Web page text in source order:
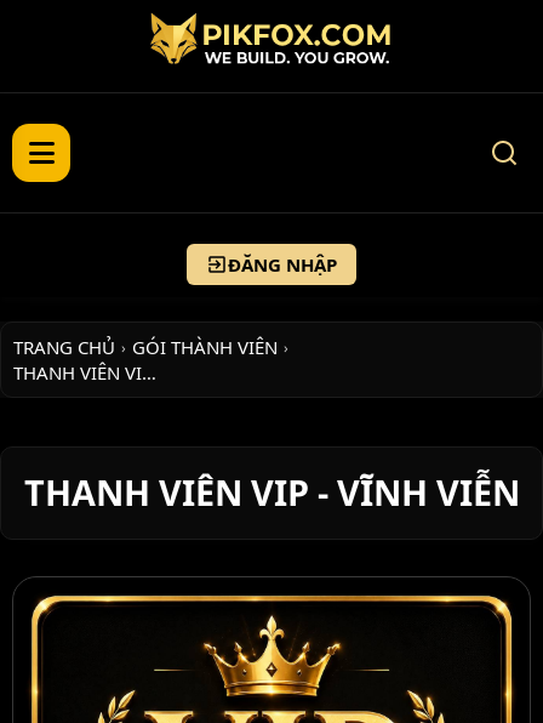
ĐĂNG NHẬP
TRANG CHỦ › GÓI THÀNH VIÊN ›
THANH VIÊN VI…
THANH VIÊN VIP - VĨNH VIỄN